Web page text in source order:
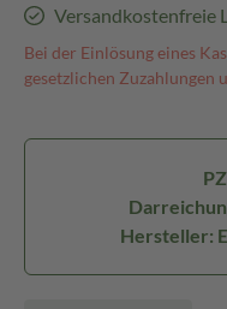
Versandkostenfreie
Bei der Einlösung eines
gesetzlichen Zuzahlungen
Hersteller: